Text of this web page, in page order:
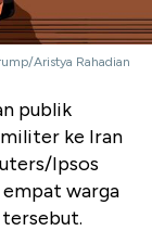
Aristya Rahadian
publik
ke Iran
Ipsos
empat warga
tersebut.